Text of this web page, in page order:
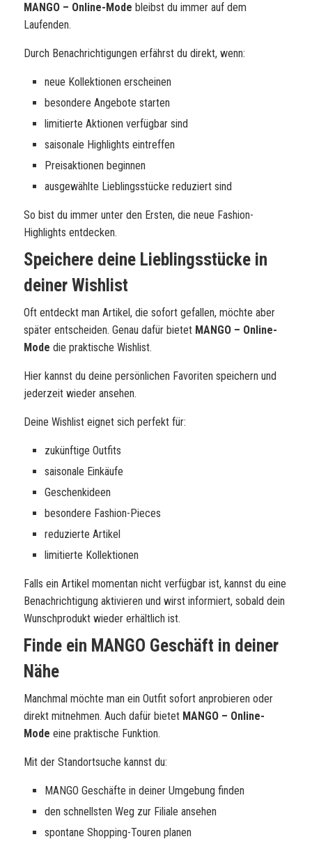
MANGO – Online-Mode bleibst du immer auf dem
Laufenden.
Durch Benachrichtigungen erfährst du direkt, wenn:
neue Kollektionen erscheinen
besondere Angebote starten
limitierte Aktionen verfügbar sind
saisonale Highlights eintreffen
Preisaktionen beginnen
ausgewählte Lieblingsstücke reduziert sind
So bist du immer unter den Ersten, die neue Fashion-
Highlights entdecken.
Speichere deine Lieblingsstücke in
deiner Wishlist
Oft entdeckt man Artikel, die sofort gefallen, möchte aber
später entscheiden. Genau dafür bietet MANGO – Online-
Mode die praktische Wishlist.
Hier kannst du deine persönlichen Favoriten speichern und
jederzeit wieder ansehen.
Deine Wishlist eignet sich perfekt für:
zukünftige Outfits
saisonale Einkäufe
Geschenkideen
besondere Fashion-Pieces
reduzierte Artikel
limitierte Kollektionen
Falls ein Artikel momentan nicht verfügbar ist, kannst du eine
Benachrichtigung aktivieren und wirst informiert, sobald dein
Wunschprodukt wieder erhältlich ist.
Finde ein MANGO Geschäft in deiner
Nähe
Manchmal möchte man ein Outfit sofort anprobieren oder
direkt mitnehmen. Auch dafür bietet MANGO – Online-
Mode eine praktische Funktion.
Mit der Standortsuche kannst du:
MANGO Geschäfte in deiner Umgebung finden
den schnellsten Weg zur Filiale ansehen
spontane Shopping-Touren planen